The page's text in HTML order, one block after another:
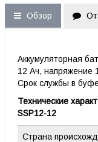
Обзор
Аккумуляторная
12 Ач, напряжение
Срок службы в
Технические
SSP12-12
Страна